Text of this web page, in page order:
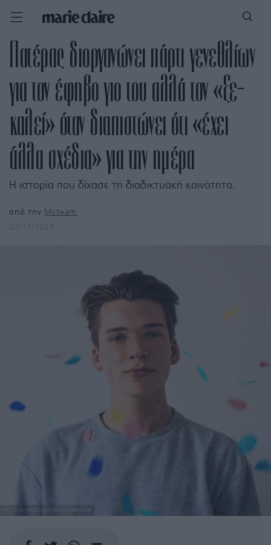
Πατέρας διοργανώνει πάρτι γενεθλίων
για τον έφηβο γιο του αλλά τον «ξε-
καλεί» όταν διαπιστώνει ότι «έχει
άλλα σχέδια» για την ημέρα
Η ιστορία που δίχασε τη διαδικτυακή κοινότητα.
από την Mcteam
PHOTO BY MIDAS HOFSTRA ON UNSPLASH